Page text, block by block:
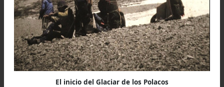
La oscuridad los atrapó, pero la noche
bastante clara, y descendieron hasta los
metros de altura por la ruta normal, tomando
diagonal hasta llegar a su campamento.
Los que conquistaron esa noche de 1984 la
del Aconcagua por la ruta de los Polacos